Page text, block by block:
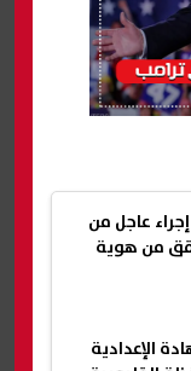
عاجل من
من هوية
الإعدادية